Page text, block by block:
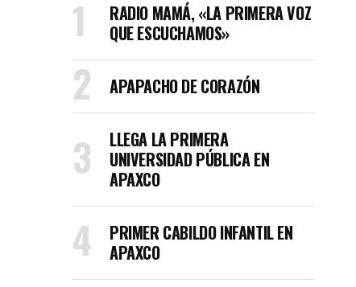
RADIO MAMÁ, «LA PRIMERA VOZ
QUE ESCUCHAMOS»
APAPACHO DE CORAZÓN
LLEGA LA PRIMERA
UNIVERSIDAD PÚBLICA EN
APAXCO
PRIMER CABILDO INFANTIL EN
APAXCO